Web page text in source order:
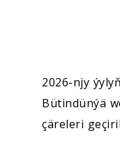
2026-njy
Bütindünýä
çäreleri